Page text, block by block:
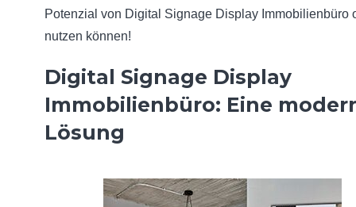
Potenzial von Digital Signage Display Immobilienbüro
nutzen können!
Digital Signage Display
Immobilienbüro: Eine
Lösung